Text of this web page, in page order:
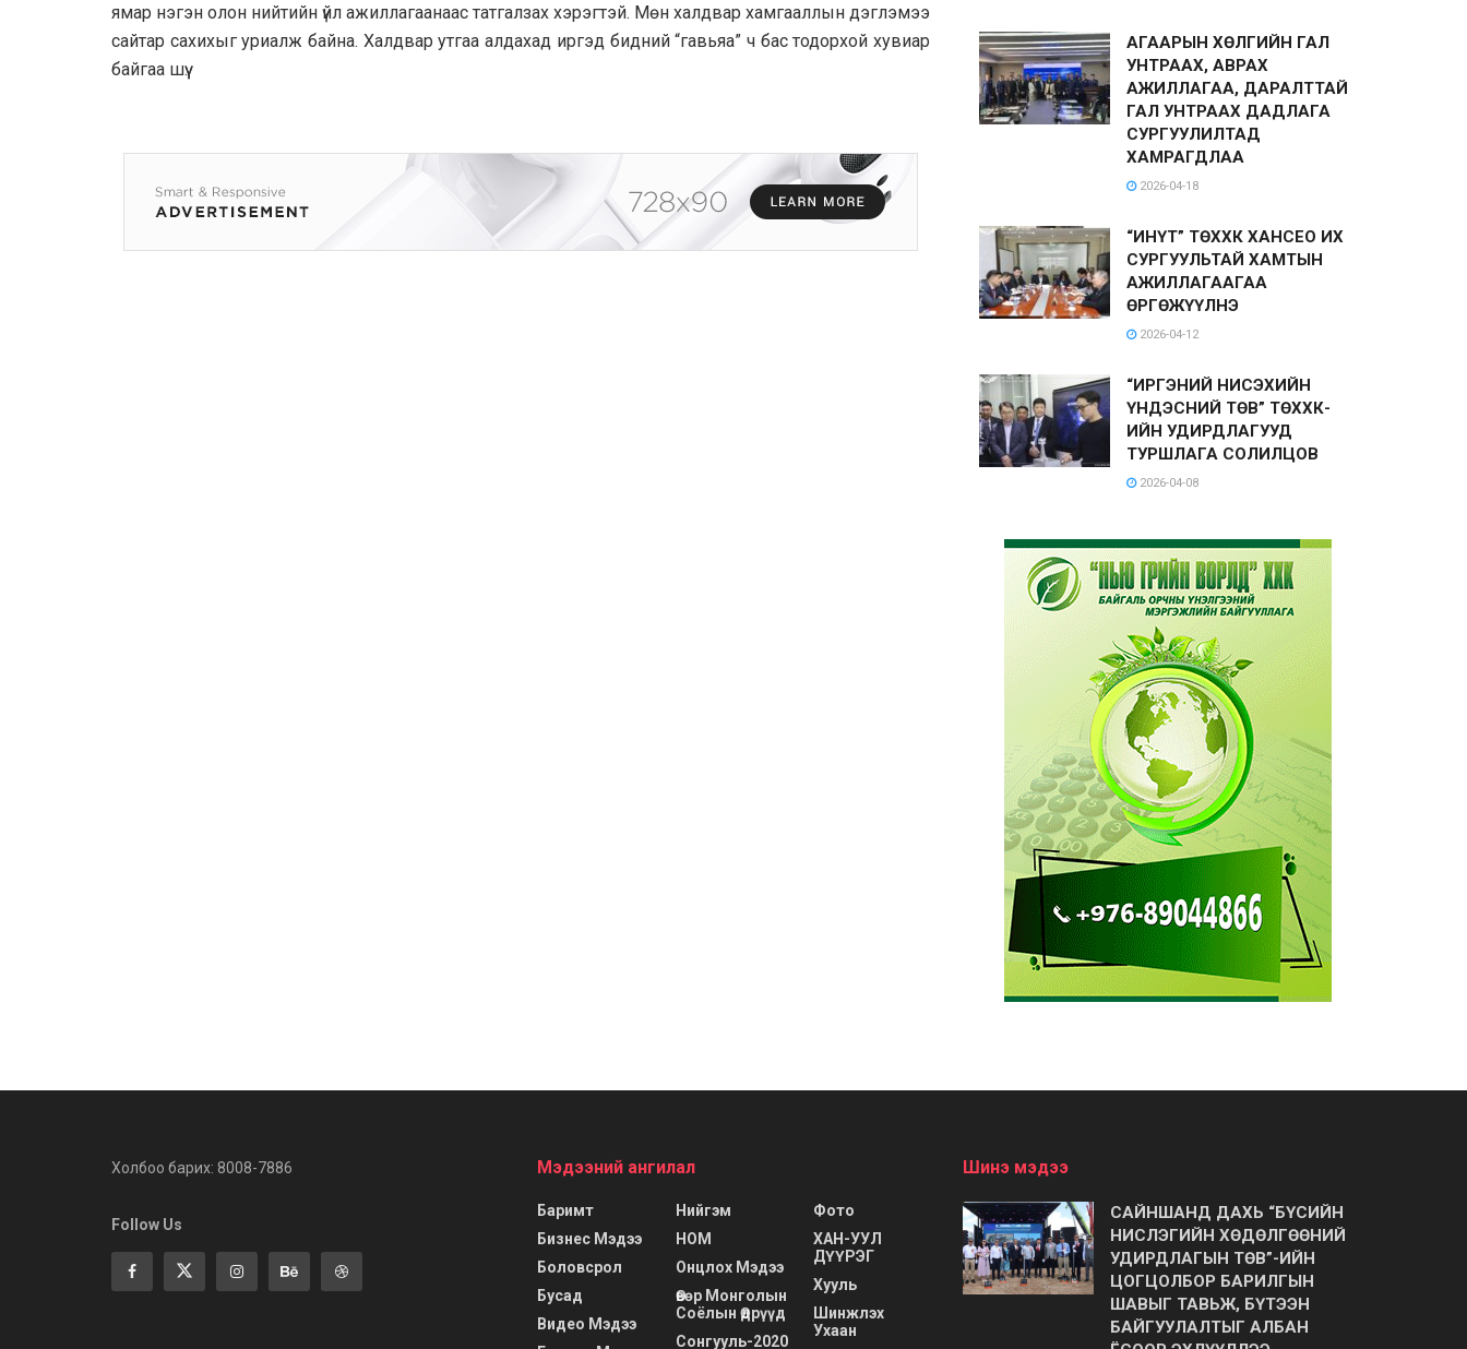
ямар нэгэн олон нийтийн үйл ажиллагаанаас татгалзах хэрэгтэй. Мөн халдвар хамгааллын дэглэмээ
сайтар сахихыг уриалж байна. Халдвар утгаа алдахад иргэд бидний “гавьяа” ч бас тодорхой хувиар
байгаа шүү.
АГААРЫН ХӨЛГИЙН ГАЛ
УНТРААХ, АВРАХ
АЖИЛЛАГАА, ДАРАЛТТАЙ
ГАЛ УНТРААХ ДАДЛАГА
СУРГУУЛИЛТАД
ХАМРАГДЛАА
2026-04-18
“ИНҮТ” ТӨХХК ХАНСЕО ИХ
СУРГУУЛЬТАЙ ХАМТЫН
АЖИЛЛАГААГАА
ӨРГӨЖҮҮЛНЭ
2026-04-12
“ИРГЭНИЙ НИСЭХИЙН
ҮНДЭСНИЙ ТӨВ” ТӨХХК-
ИЙН УДИРДЛАГУУД
ТУРШЛАГА СОЛИЛЦОВ
2026-04-08
Холбоо барих: 8008-7886
Follow Us
Мэдээний ангилал
Баримт
Бизнес Мэдээ
Боловсрол
Бусад
Видео Мэдээ
Нийгэм
НОМ
Онцлох Мэдээ
Өвөр Монголын
Соёлын Өдрүүд
Сонгууль-2020
Фото
ХАН-УУЛ
ДҮҮРЭГ
Хууль
Шинжлэх
Ухаан
Шинэ мэдээ
САЙНШАНД ДАХЬ “БҮСИЙН
НИСЛЭГИЙН ХӨДӨЛГӨӨНИЙ
УДИРДЛАГЫН ТӨВ”-ИЙН
ЦОГЦОЛБОР БАРИЛГЫН
ШАВЫГ ТАВЬЖ, БҮТЭЭН
БАЙГУУЛАЛТЫГ АЛБАН